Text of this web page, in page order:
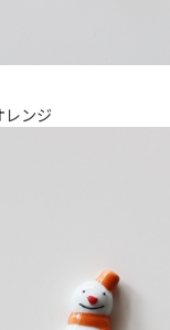
レンジ